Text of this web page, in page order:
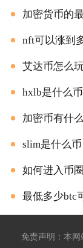
加密货币的
nft可以涨到
艾达币怎么
hxlb是什么币
加密币有什
slim是什么币
如何进入币
最低多少btc
免责声明：本